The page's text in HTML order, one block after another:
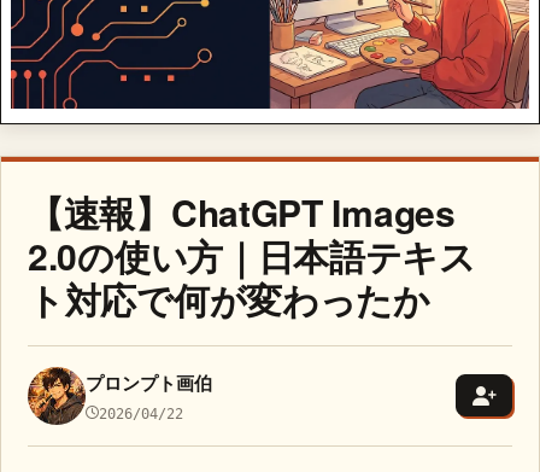
【速報】ChatGPT Images
2.0の使い方｜日本語テキス
ト対応で何が変わったか
プロンプト画伯
2026/04/22